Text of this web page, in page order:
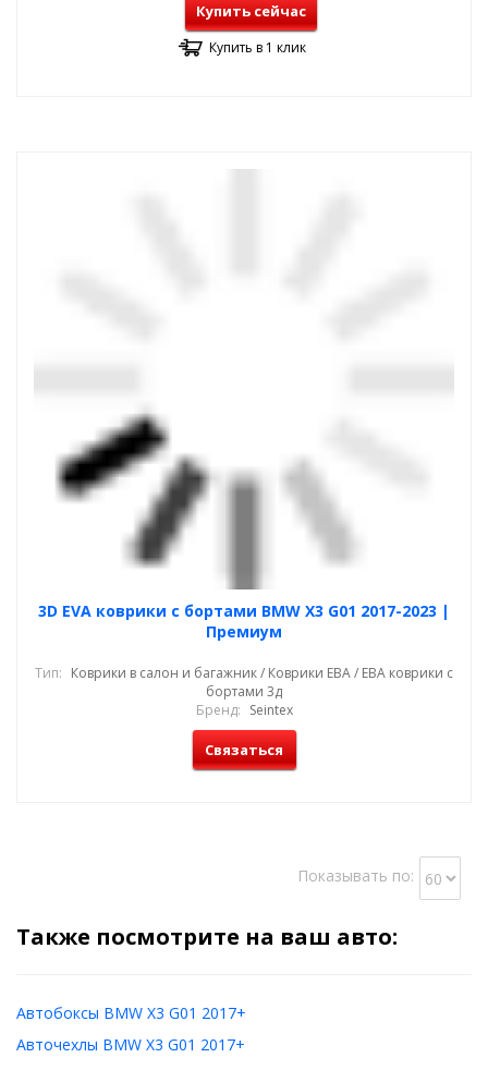
Купить сейчас
Купить в 1 клик
3D EVA коврики с бортами BMW X3 G01 2017-2023 |
Премиум
Тип: Коврики в салон и багажник / Коврики ЕВА / ЕВА коврики с
бортами 3д
Бренд: Seintex
Связаться
Показывать по:
Также посмотрите на ваш авто:
Автобоксы BMW X3 G01 2017+
Авточехлы BMW X3 G01 2017+